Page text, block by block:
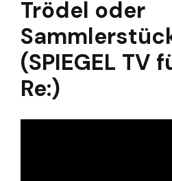
Trödel oder
(SPIEGEL TV
Re:)